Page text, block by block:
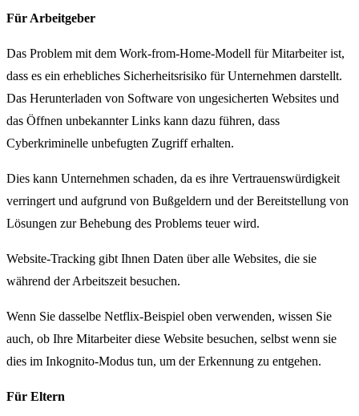
Für Arbeitgeber
Das Problem mit dem Work-from-Home-Modell für Mitarbeiter ist,
dass es ein erhebliches Sicherheitsrisiko für Unternehmen darstellt.
Das Herunterladen von Software von ungesicherten Websites und
das Öffnen unbekannter Links kann dazu führen, dass
Cyberkriminelle unbefugten Zugriff erhalten.
Dies kann Unternehmen schaden, da es ihre Vertrauenswürdigkeit
verringert und aufgrund von Bußgeldern und der Bereitstellung von
Lösungen zur Behebung des Problems teuer wird.
Website-Tracking gibt Ihnen Daten über alle Websites, die sie
während der Arbeitszeit besuchen.
Wenn Sie dasselbe Netflix-Beispiel oben verwenden, wissen Sie
auch, ob Ihre Mitarbeiter diese Website besuchen, selbst wenn sie
dies im Inkognito-Modus tun, um der Erkennung zu entgehen.
Für Eltern